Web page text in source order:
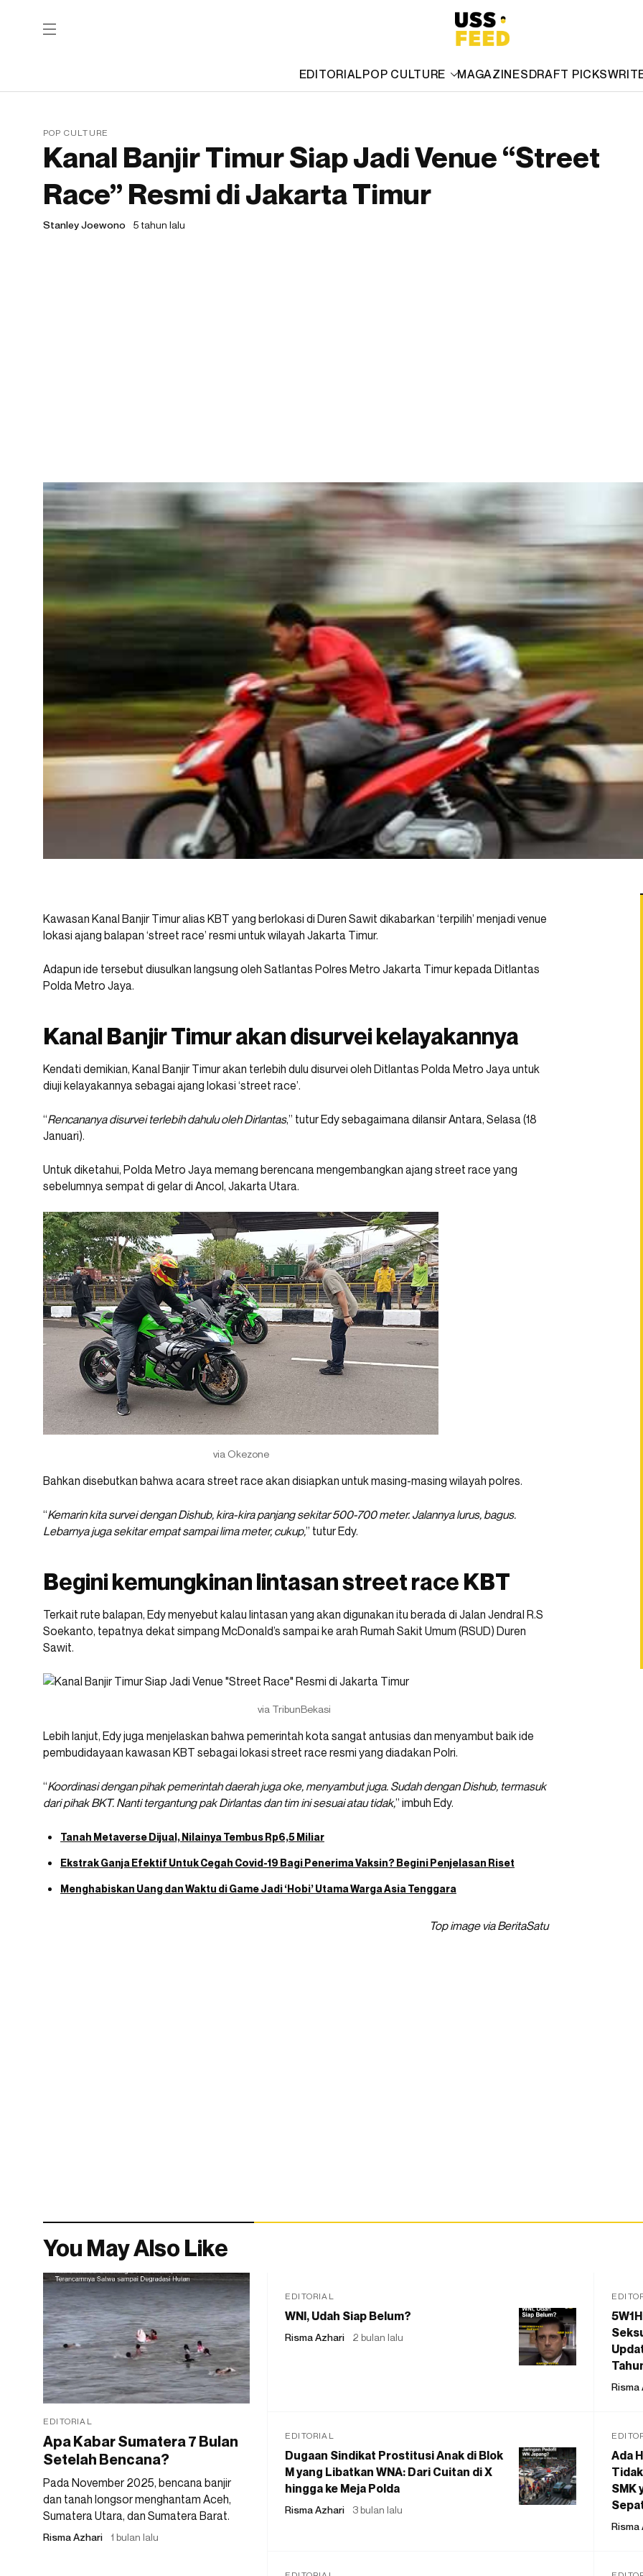
EDITORIALPOP CULTURE MAGAZINESDRAFT PICKS
POP CULTURE
Kanal Banjir Timur Siap Jadi Venue “Street
Race” Resmi di Jakarta Timur
Stanley Joewono 5 tahun lalu
Kawasan Kanal Banjir Timur alias KBT yang berlokasi di Duren Sawit dikabarkan ‘terpilih’ menjadi venue
lokasi ajang balapan ‘street race’ resmi untuk wilayah Jakarta Timur.
Adapun ide tersebut diusulkan langsung oleh Satlantas Polres Metro Jakarta Timur kepada Ditlantas
Polda Metro Jaya.
Kanal Banjir Timur akan disurvei kelayakannya
Kendati demikian, Kanal Banjir Timur akan terlebih dulu disurvei oleh Ditlantas Polda Metro Jaya untuk
diuji kelayakannya sebagai ajang lokasi ‘street race’.
“Rencananya disurvei terlebih dahulu oleh Dirlantas,” tutur Edy sebagaimana dilansir Antara, Selasa (18
Januari).
Untuk diketahui, Polda Metro Jaya memang berencana mengembangkan ajang street race yang
sebelumnya sempat di gelar di Ancol, Jakarta Utara.
via Okezone
Bahkan disebutkan bahwa acara street race akan disiapkan untuk masing-masing wilayah polres.
“Kemarin kita survei dengan Dishub, kira-kira panjang sekitar 500-700 meter. Jalannya lurus, bagus.
Lebarnya juga sekitar empat sampai lima meter, cukup,” tutur Edy.
Begini kemungkinan lintasan street race KBT
Terkait rute balapan, Edy menyebut kalau lintasan yang akan digunakan itu berada di Jalan Jendral R.S
Soekanto, tepatnya dekat simpang McDonald’s sampai ke arah Rumah Sakit Umum (RSUD) Duren
Sawit.
via TribunBekasi
Lebih lanjut, Edy juga menjelaskan bahwa pemerintah kota sangat antusias dan menyambut baik ide
pembudidayaan kawasan KBT sebagai lokasi street race resmi yang diadakan Polri.
“Koordinasi dengan pihak pemerintah daerah juga oke, menyambut juga. Sudah dengan Dishub, termasuk
dari pihak BKT. Nanti tergantung pak Dirlantas dan tim ini sesuai atau tidak,” imbuh Edy.
Tanah Metaverse Dijual, Nilainya Tembus Rp6,5 Miliar
Ekstrak Ganja Efektif Untuk Cegah Covid-19 Bagi Penerima Vaksin? Begini Penjelasan Riset
Menghabiskan Uang dan Waktu di Game Jadi ‘Hobi’ Utama Warga Asia Tenggara
Top image via BeritaSatu
You May Also Like
EDITORIAL
Apa Kabar Sumatera 7 Bulan
Setelah Bencana?
Pada November 2025, bencana banjir
dan tanah longsor menghantam Aceh,
Sumatera Utara, dan Sumatera Barat.
Risma Azhari 1 bulan lalu
EDITORIAL
WNI, Udah Siap Belum?
Risma Azhari 2 bulan lalu
Risma
EDITORIAL
Dugaan Sindikat Prostitusi Anak di Blok
M yang Libatkan WNA: Dari Cuitan di X
hingga ke Meja Polda
Risma Azhari 3 bulan lalu
Ada
SMK
Risma